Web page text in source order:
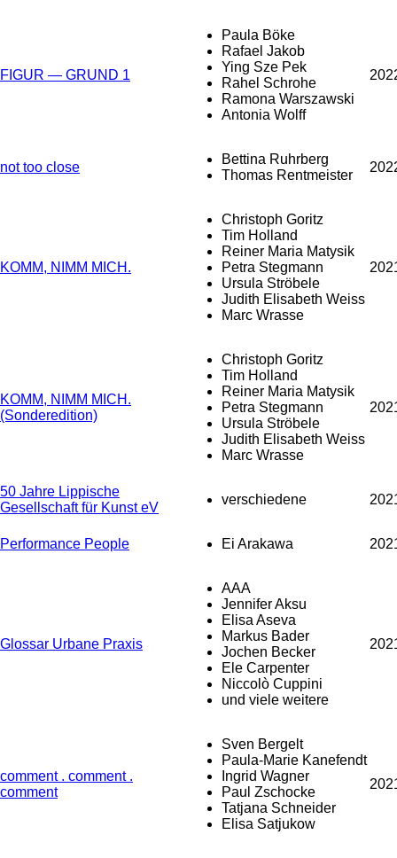
FIGUR — GRUND 1
Paula Böke
Rafael Jakob
Ying Sze Pek
Rahel Schrohe
Ramona Warszawski
Antonia Wolff
not too close
Bettina Ruhrberg
Thomas Rentmeister
KOMM, NIMM MICH.
Christoph Goritz
Tim Holland
Reiner Maria Matysik
Petra Stegmann
Ursula Ströbele
Judith Elisabeth Weiss
Marc Wrasse
KOMM, NIMM MICH.
(Sonderedition)
Christoph Goritz
Tim Holland
Reiner Maria Matysik
Petra Stegmann
Ursula Ströbele
Judith Elisabeth Weiss
Marc Wrasse
50 Jahre Lippische
Gesellschaft für Kunst eV
verschiedene
Performance People Ei Arakawa
Glossar Urbane Praxis
AAA
Jennifer Aksu
Elisa Aseva
Markus Bader
Jochen Becker
Ele Carpenter
Niccolò Cuppini
und viele weitere
comment . comment .
comment
Sven Bergelt
Paula-Marie Kanefendt
Ingrid Wagner
Paul Zschocke
Tatjana Schneider
Elisa Satjukow